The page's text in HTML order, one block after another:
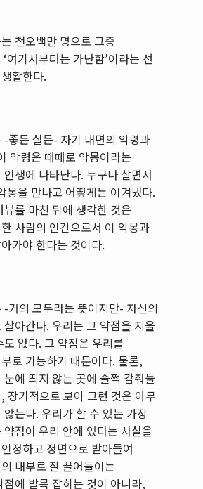
천오백만 명으로 그중
여기서부터는 가난함’이라는 선
활한다.
-좋든 실든- 자기 내면의 악령과
악령은 때때로 악몽이라는
인생에 나타난다. 누구나 살면서
몽을 만나고 어떻게든 이겨냈다.
뷰를 마친 뒤에 생각한 것은
사람의 인간으로서 이 악몽과
가야 한다는 것이다.
-거의 모두라는 뜻이지만- 자신의
살아간다. 우리는 그 약점을 지울
도 없다. 그 약점은 우리를
로 기능하기 때문이다. 물론,
눈에 띄지 않는 곳에 슬쩍 감춰둘
장기적으로 보아 그런 것은 아무
않는다. 우리가 할 수 있는 가장
점이 우리 안에 있다는 사실을
정하고 정면으로 받아들여
내부로 잘 끌어들이는
점에 발목 잡히는 것이 아니라,